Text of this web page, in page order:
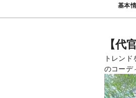
基本
【代
トレン
のコーデ